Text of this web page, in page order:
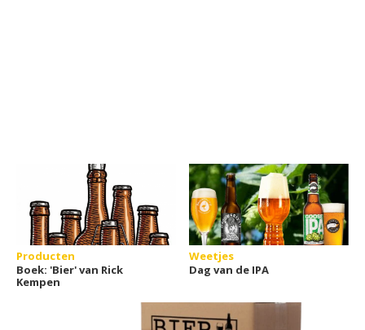
Producten
Boek: 'Bier' van Rick
Kempen
Weetjes
Dag van de IPA